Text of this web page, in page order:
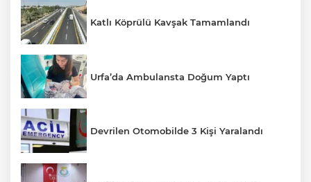
Katlı Köprülü Kavşak Tamamlandı
Urfa’da Ambulansta Doğum Yaptı
Devrilen Otomobilde 3 Kişi Yaralandı